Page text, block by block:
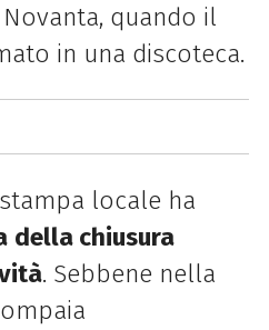
quando il
in una discoteca.
locale ha
della chiusura
. Sebbene nella